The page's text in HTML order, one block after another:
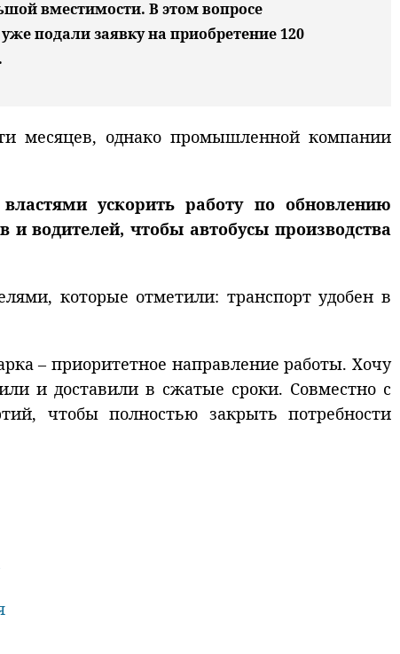
вместимости. В этом вопросе
подали заявку на приобретение 120
месяцев, однако промышленной компании
ускорить работу по обновлению
водителей, чтобы автобусы производства
которые отметили: транспорт удобен в
– приоритетное направление работы. Хочу
и доставили в сжатые сроки. Совместно с
чтобы полностью закрыть потребности